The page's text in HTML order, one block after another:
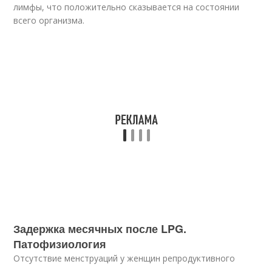
лимфы, что положительно сказывается на состоянии
всего организма.
Задержка месячных после LPG.
Патофизиология
Отсутствие менструаций у женщин репродуктивного